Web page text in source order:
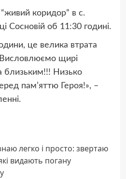
коридор” в с.
Сосновій об 11:30 годині.
це велика втрата
Висловлюємо щирі
близьким!!! Низько
пам’яттю Героя!», –
легко і просто: звертаю
видають погану